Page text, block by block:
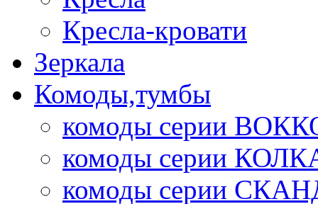
Кресла-кровати
Зеркала
Комоды,тумбы
комоды серии
комоды серии
комоды серии